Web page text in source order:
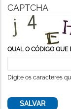
CAPTCHA
QUAL O CÓDIGO QUE
Digite os caracteres